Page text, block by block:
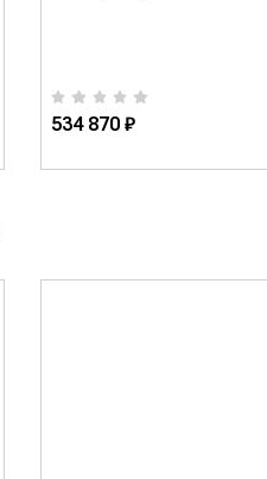
534 870 ₽